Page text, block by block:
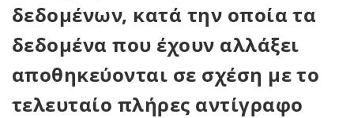
δεδομένων, κατά την οποία τα
δεδομένα που έχουν αλλάξει
αποθηκεύονται σε σχέση με το
τελευταίο πλήρες αντίγραφο